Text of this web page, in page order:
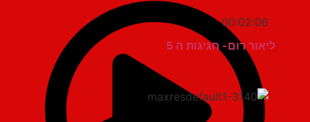
00:02:06
ליאור רום- חגיגות ה 5